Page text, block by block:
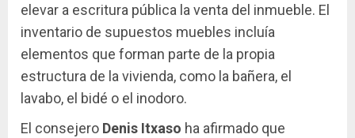
elevar a escritura pública la venta del inmueble. El
inventario de supuestos muebles incluía
elementos que forman parte de la propia
estructura de la vivienda, como la bañera, el
lavabo, el bidé o el inodoro.
El consejero Denis Itxaso ha afirmado que